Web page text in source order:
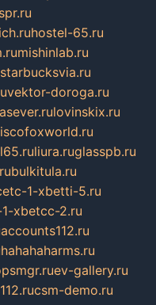
hostel-65.ru
mishinlab.ru
starbucksvia.ru
vektor-doroga.ru
lovinskix.ru
liura.ruglasspb.ru
bulkitula.ru
1-xbetti-5.ru
xbetcc-2.ru
accounts112.ru
hahahaharms.ru
ev-gallery.ru
csm-demo.ru